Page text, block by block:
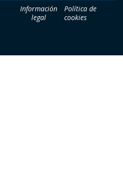
Información
legal
Política de
cookies​